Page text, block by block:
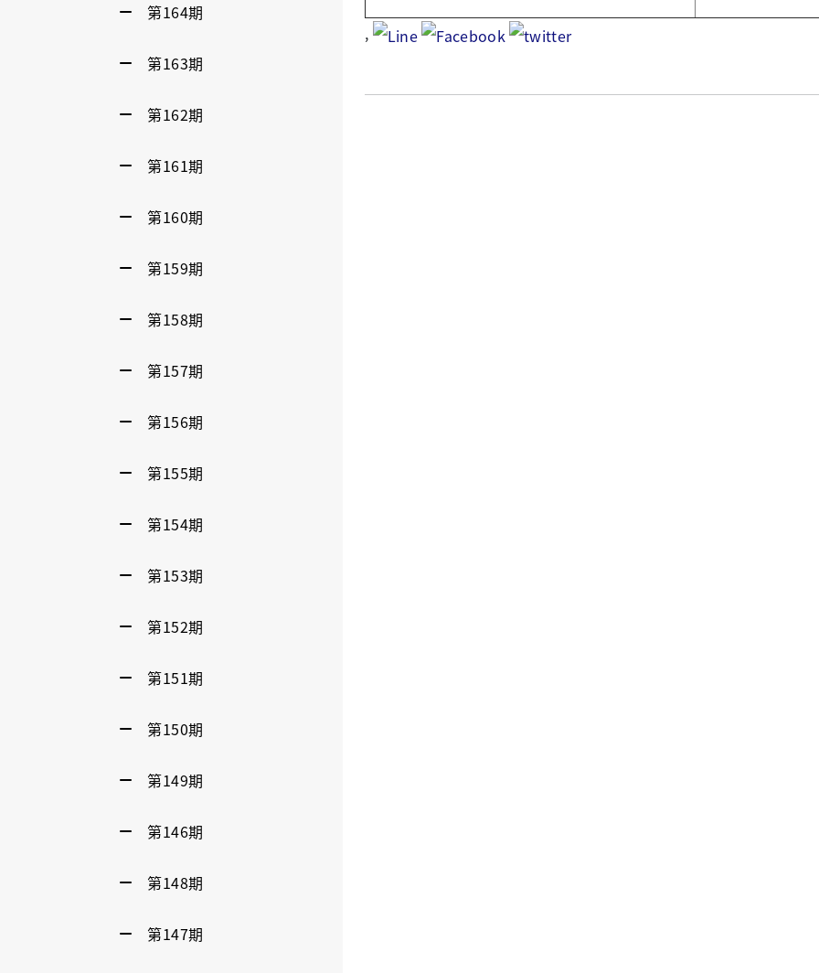
第164期
第163期
第162期
第161期
第160期
第159期
第158期
第157期
第156期
第155期
第154期
第153期
第152期
第151期
第150期
第149期
第146期
第148期
第147期
,